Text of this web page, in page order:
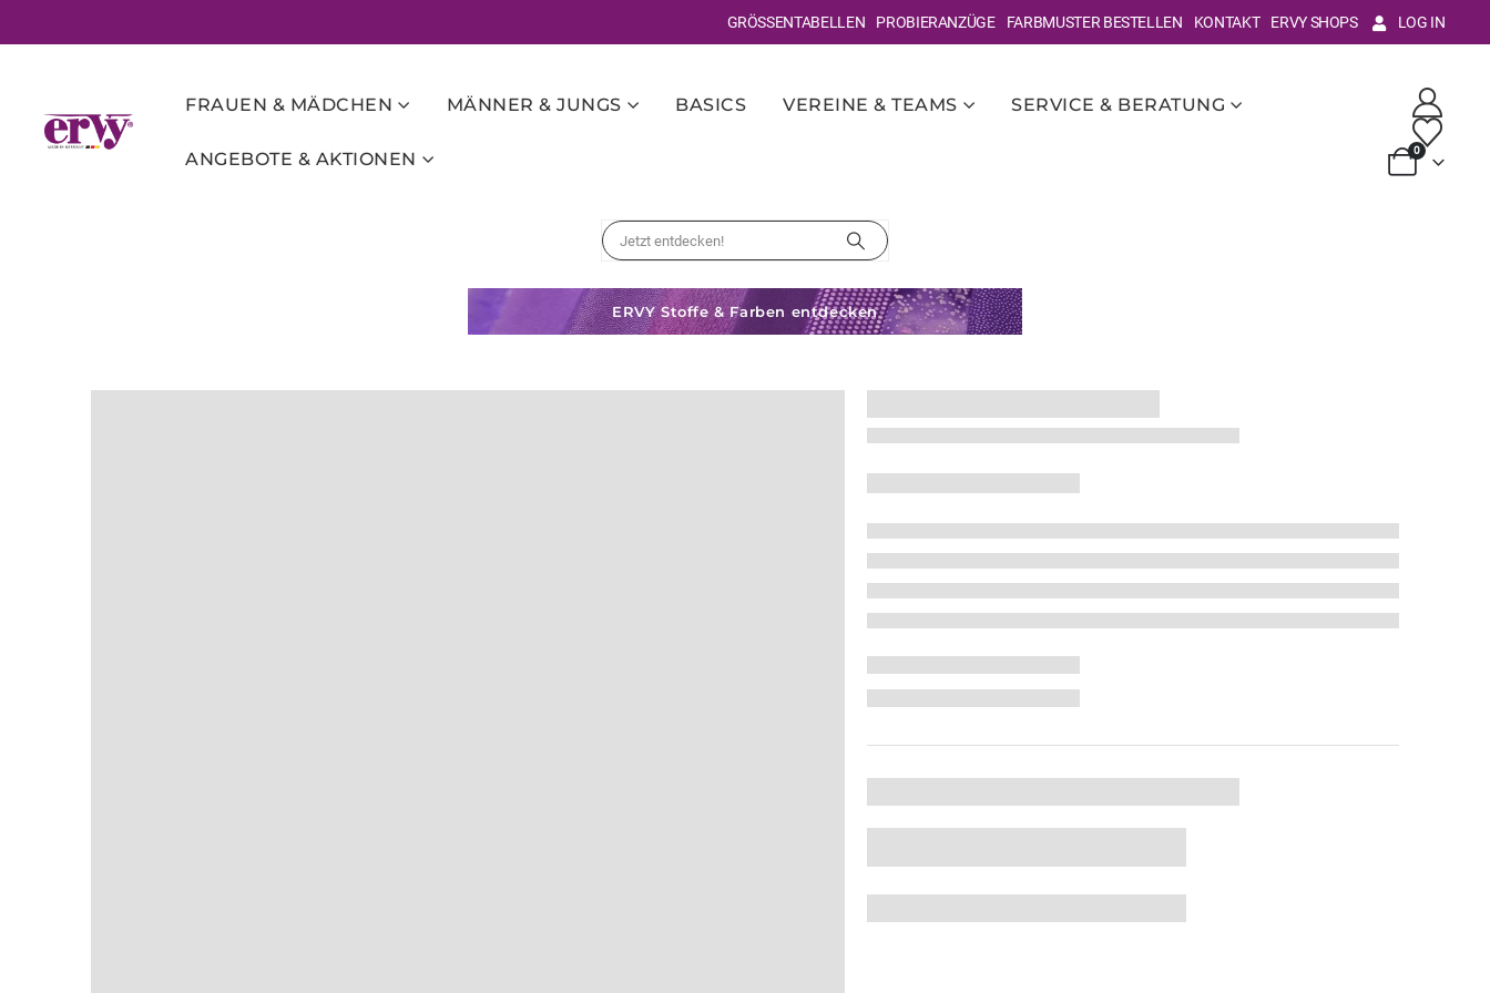
GRÖSSENTABELLEN PROBIERANZÜGE FARBMUSTER BESTELLEN KONTAKT ERVY SHOPS LOG IN
FRAUEN & MÄDCHEN MÄNNER & JUNGS BASICS VEREINE & TEAMS SERVICE & BERATUNG
ANGEBOTE & AKTIONEN 0
ERVY Stoffe & Farben entdecken